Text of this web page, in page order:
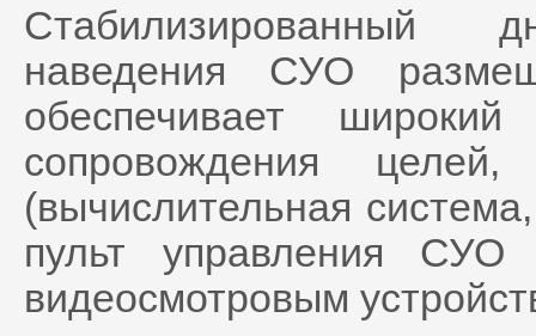
Стабилизированный
наведения СУО
обеспечивает
сопровождения
(вычислительная
пульт управления
видеосмотровым